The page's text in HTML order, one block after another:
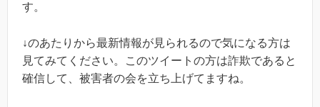
す。
↓のあたりから最新情報が見られるので気になる方は
見てみてください。このツイートの方は詐欺であると
確信して、被害者の会を立ち上げてますね。